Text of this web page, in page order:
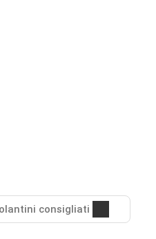
consigliati